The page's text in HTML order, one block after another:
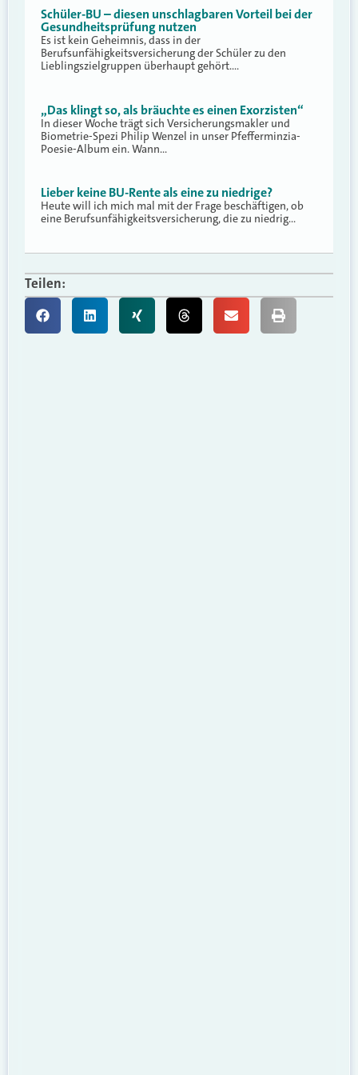
Schüler-BU – diesen unschlagbaren Vorteil bei der
Gesundheitsprüfung nutzen
Es ist kein Geheimnis, dass in der
Berufsunfähigkeitsversicherung der Schüler zu den
Lieblingszielgruppen überhaupt gehört.…
„Das klingt so, als bräuchte es einen Exorzisten“
In dieser Woche trägt sich Versicherungsmakler und
Biometrie-Spezi Philip Wenzel in unser Pfefferminzia-
Poesie-Album ein. Wann…
Lieber keine BU-Rente als eine zu niedrige?
Heute will ich mich mal mit der Frage beschäftigen, ob
eine Berufsunfähigkeitsversicherung, die zu niedrig…
Teilen: